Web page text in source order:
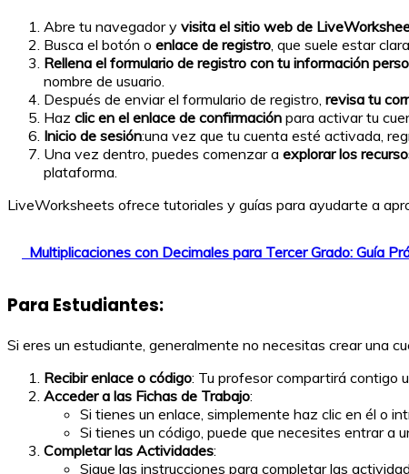
Abre tu navegador y visita el sitio web de
Busca el botón o enlace de registro , que suele estar
Rellena el formulario de registro con tu información
nombre de usuario.
Después de enviar el formulario de registro, revisa tu
Haz clic en el enlace de confirmación para activar tu
Inicio de sesión:una vez que tu cuenta esté activada,
Una vez dentro, puedes comenzar a explorar los
plataforma.
LiveWorksheets ofrece tutoriales y guías para ayudarte a
Multiplicaciones con Decimales para Tercer Grado: Guía
Para Estudiantes:
Si eres un estudiante, generalmente no necesitas crear una
Recibir enlace o código: Tu profesor compartirá contigo
Acceder a las Fichas de Trabajo:
Si tienes un enlace, simplemente haz clic en él o
Si tienes un código, puede que necesites entrar a
Completar las Actividades:
Sigue las instrucciones para completar las